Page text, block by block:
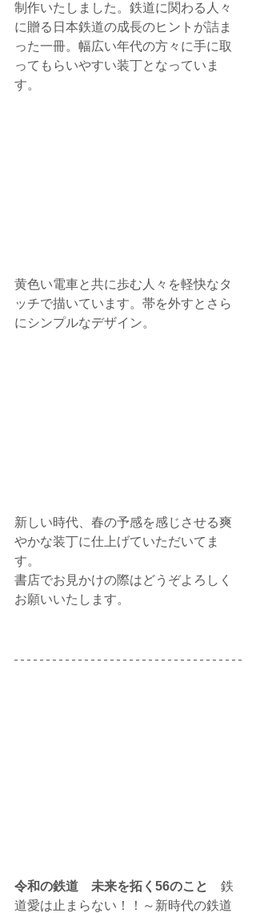
制作いたしました。鉄道に関わる人々
に贈る日本鉄道の成長のヒントが詰ま
った一冊。幅広い年代の方々に手に取
ってもらいやすい装丁となっていま
す。
黄色い電車と共に歩む人々を軽快なタ
ッチで描いています。帯を外すとさら
にシンプルなデザイン。
新しい時代、春の予感を感じさせる爽
やかな装丁に仕上げていただいてま
す。
書店でお見かけの際はどうぞよろしく
お願いいたします。
令和の鉄道　未来を拓く56のこと 鉄
道愛は止まらない！！～新時代の鉄道